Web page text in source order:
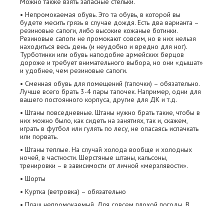
• Непромокаемая обувь. Это та обувь, в которой вы
будете месить грязь в случае дождя. Есть два варианта –
резиновые сапоги, либо высокие кожаные ботинки.
Резиновые сапоги не промокают совсем, но в них нельзя
находиться весь день (и неудобно и вредно для ног).
Турботинки или обувь наподобие армейских берцов
дороже и требует внимательного выбора, но они «дышат»
и удобнее, чем резиновые сапоги.
• Сменная обувь для помещений (тапочки) – обязательно.
Лучше всего брать 3-4 пары тапочек. Например, одни для
вашего постоянного корпуса, другие для ДК и т.д.
• Штаны повседневные. Штаны нужно брать такие, чтобы в
них можно было, как сидеть на занятиях, так и, скажем,
играть в футбол или гулять по лесу, не опасаясь испачкать
или порвать.
• Штаны теплые. На случай холода вообще и холодных
ночей, в частности. Шерстяные штаны, кальсоны,
тренировки – в зависимости от личной «мерзлявости».
• Шорты
• Куртка (ветровка) – обязательно